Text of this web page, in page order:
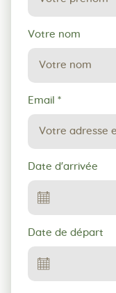
Votre nom
Email *
Date d'arrivée
Date de départ